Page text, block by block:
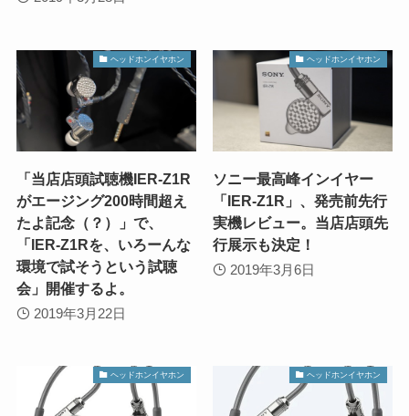
ヘッドホンイヤホン
「当店店頭試聴機IER-Z1R
がエージング200時間超え
たよ記念（？）」で、
「IER-Z1Rを、いろーんな
環境で試そうという試聴
会」開催するよ。
2019年3月22日
ヘッドホンイヤホン
ソニー最高峰インイヤー
「IER-Z1R」、発売前先行
実機レビュー。当店店頭先
行展示も決定！
2019年3月6日
ヘッドホンイヤホン ヘッドホンイヤホン